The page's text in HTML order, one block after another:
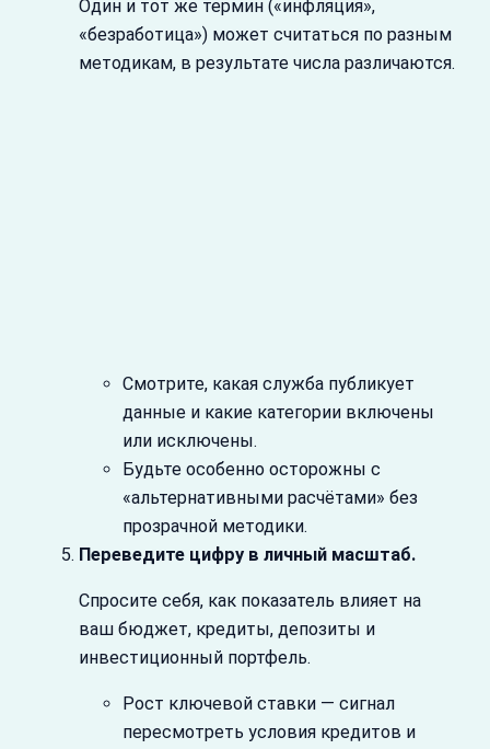
Один и тот же термин («инфляция»,
«безработица») может считаться по разным
методикам, в результате числа различаются.
Смотрите, какая служба публикует
данные и какие категории включены
или исключены.
Будьте особенно осторожны с
«альтернативными расчётами» без
прозрачной методики.
Переведите цифру в личный масштаб.
Спросите себя, как показатель влияет на
ваш бюджет, кредиты, депозиты и
инвестиционный портфель.
Рост ключевой ставки — сигнал
пересмотреть условия кредитов и